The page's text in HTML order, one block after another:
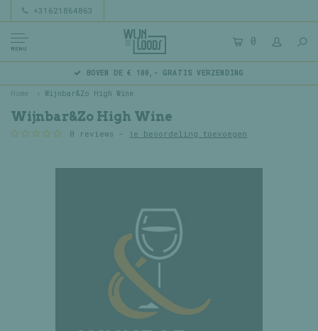
+31621864863
MENU
0
BOVEN DE € 100,- GRATIS VERZENDING
Home Wijnbar&Zo High Wine
Wijnbar&Zo High Wine
0 reviews - je beoordeling toevoegen